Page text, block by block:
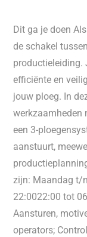
Dit ga je doen
de schakel
productieleiding.
efficiënte en
jouw ploeg. In
werkzaamheden
een 3-
aanstuurt,
zijn: Maandag t/
22:0022:00 tot
Aansturen,
operators;